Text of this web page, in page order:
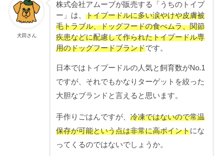
犬田さん
株式会社アムーブが販売する「うちのトイプ
ー」は、 トイプードルに多い涙やけや皮膚被
毛トラブル、ドッグフードの食べムラ、関節
疾患などに配慮して作られたトイプードル専
用のドッグフードブランドです。
日本ではトイプードルの人気と飼育数がNo.1
ですが、それでもかなりターゲットを絞った
大胆なブランドと言えると思います。
手作りごはんですが、 冷凍ではないので常温
保存が可能という点は非常に高ポイントにな
ってくるのではないでしょうか。